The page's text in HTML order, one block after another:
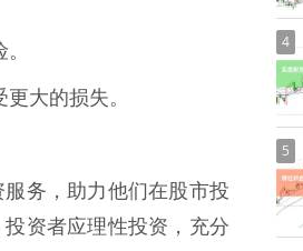
大的损失。
务，助力他们在股市投
资者应理性投资，充分
4
5